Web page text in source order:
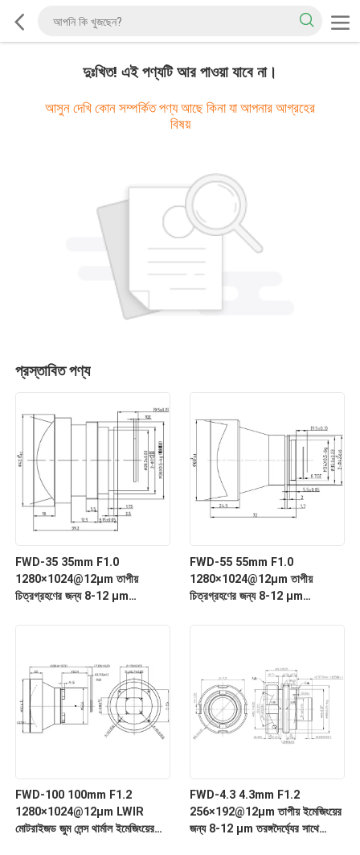
দুঃখিত! এই পণ্যটি আর পাওয়া যাবে না।
আসুন দেখি কোন সম্পর্কিত পণ্য আছে কিনা যা আপনার আগ্রহের
বিষয়
প্রস্তাবিত পণ্য
FWD-35 35mm F1.0
1280×1024@12μm তাপীয়
চিত্রগ্রহণের জন্য 8-12 μm
FWD-55 55mm F1.0
1280×1024@12μm তাপীয়
চিত্রগ্রহণের জন্য 8-12 μm
FWD-100 100mm F1.2
1280×1024@12μm LWIR
মোটরাইজড জুম লেন্স থার্মাল ইমেজিংয়ের
FWD-4.3 4.3mm F1.2
256×192@12μm তাপীয় ইমেজিংয়ের
জন্য 8-12 μm তরঙ্গদৈর্ঘ্যের সাথে